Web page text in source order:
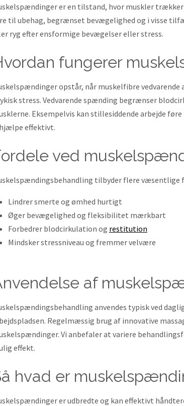
er en tilstand, hvor muskler
til ubehag, begrænset bevægelighed og i visse
ryg efter ensformige bevægelser eller stress.
hvordan fungerer
opstår, når muskelfibre
stress. Vedvarende spænding begrænser
Eksempelvis kan stillesiddende arbejde
effektivt.
fordele ved
tilbyder flere væsentlige
Lindrer smerte og ømhed hurtigt
Øger bevægelighed og fleksibilitet mærkbart
Forbedrer blodcirkulation og restitution
Mindsker stressniveau og fremmer velvære
anvendelse af
anvendes typisk ved
Regelmæssig brug af innovative
Vi anbefaler at variere
effekt.
så hvad er
er udbredte og kan effektivt